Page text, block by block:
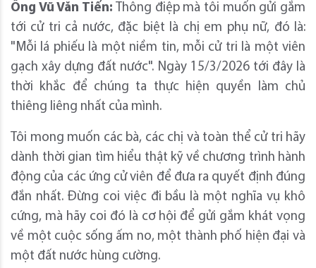
Ông Vũ Văn Tiến: Thông điệp mà tôi muốn gửi gắm
tới cử tri cả nước, đặc biệt là chị em phụ nữ, đó là:
"Mỗi lá phiếu là một niềm tin, mỗi cử tri là một viên
gạch xây dựng đất nước". Ngày 15/3/2026 tới đây là
thời khắc để chúng ta thực hiện quyền làm chủ
thiêng liêng nhất của mình.
Tôi mong muốn các bà, các chị và toàn thể cử tri hãy
dành thời gian tìm hiểu thật kỹ về chương trình hành
động của các ứng cử viên để đưa ra quyết định đúng
đắn nhất. Đừng coi việc đi bầu là một nghĩa vụ khô
cứng, mà hãy coi đó là cơ hội để gửi gắm khát vọng
về một cuộc sống ấm no, một thành phố hiện đại và
một đất nước hùng cường.